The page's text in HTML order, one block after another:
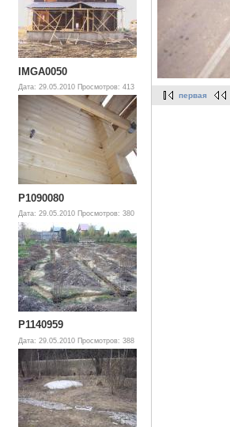
IMGA0050
Дата: 29.05.2010 Просмотров: 413
P1090080
Дата: 29.05.2010 Просмотров: 380
P1140959
Дата: 29.05.2010 Просмотров: 388
первая